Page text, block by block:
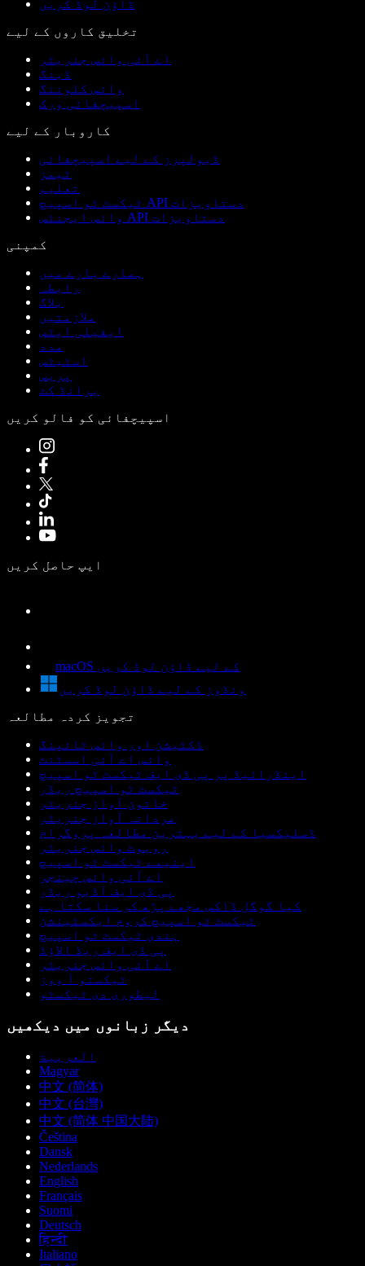
ڈاؤن لوڈ کریں
تخلیق کاروں کے لیے
اے آئی وائس جنریٹر
ڈبنگ
وائس کلوننگ
اسپیچفائی ورک
کاروبار کے لیے
ڈیولپرز کے لیے اسپیچفائی
ٹیمز
تعلیم
ٹیکسٹ ٹو اسپیچ API دستاویزات
وائس ایجنٹس API دستاویزات
کمپنی
ہمارے بارے میں
رابطہ
بلاگ
ملازمتیں
ایفیلی ایٹس
مدد
اسٹیٹس
پریس
برانڈ کٹ
اسپیچفائی کو فالو کریں
ایپ حاصل کریں
macOS کے لیے ڈاؤن لوڈ کریں
ونڈوز کے لیے ڈاؤن لوڈ کریں
تجویز کردہ مطالعہ
ڈکٹیشن اور وائس ٹائپنگ
وائس اے آئی اسسٹنٹ
اینڈرائیڈ پر پی ڈی ایف ٹیکسٹ ٹو اسپیچ
ٹیکسٹ ٹو اسپیچ ریڈر
خاتون آواز جنریٹر
مردانہ آواز جنریٹر
ڈسلیکسیا کے لیے بہترین مطالعہ پروگرام
روبوٹ وائس جنریٹر
اینیمے ٹیکسٹ ٹو اسپیچ
اے آئی وائس چینجر
پی ڈی ایف آڈیو ریڈر
کیا گوگل ڈاکس مجھے پڑھ کر سنا سکتا ہے
ٹیکسٹ ٹو اسپیچ کروم ایکسٹینشن
ہندی ٹیکسٹ ٹو اسپیچ
پی ڈی ایف ریڈ الاؤڈ
اے آئی وائس جنریٹر
ٹیکستو آ ووز
لیطوری دی ٹیکسٹو
دیگر زبانوں میں دیکھیں
العربية
Magyar
中文 (简体)
中文 (台灣)
中文 (简体 中国大陆)
Čeština
Dansk
Nederlands
English
Français
Suomi
Deutsch
हिन्दी
Italiano